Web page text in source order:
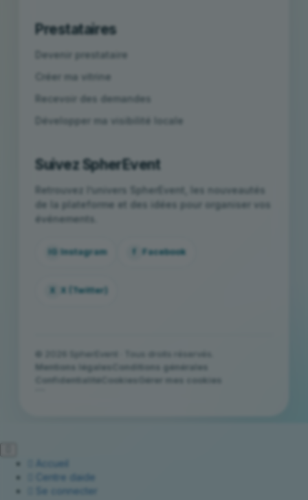
Prestataires
Devenir prestataire
Créer ma vitrine
Recevoir des demandes
Développer ma visibilité locale
Suivez SpherEvent
Retrouvez l’univers SpherEvent, les nouveautés
de la plateforme et des idées pour organiser vos
événements.
IG Instagram Facebook
X X (Twitter)
© 2026 SpherEvent · Tous droits réservés.
Mentions légales
Conditions générales
Confidentialité Cookies Gérer mes cookies
Accueil
Centre daide
Se connecter